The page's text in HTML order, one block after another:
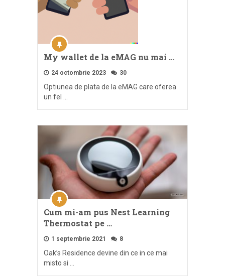
My wallet de la eMAG nu mai …
24 octombrie 2023 30
Optiunea de plata de la eMAG care oferea
un fel …
Cum mi-am pus Nest Learning
Thermostat pe …
1 septembrie 2021 8
Oak’s Residence devine din ce in ce mai
misto si …